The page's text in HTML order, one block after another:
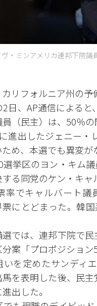
・ミンアメリカ連邦下院議
リフォルニア州の予
日、AP通信による
（民主）は、50％
進出したジェニー・
ため、本選でも異変
選挙区のヨン・キム
る同党のケン・キャ
率でキャルバート
にとどまった。韓
では、連邦下院で
案「プロポジション
いを定めたサンディ
を表明した後、民
出した。